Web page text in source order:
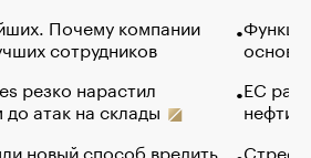
Почему компании
сотрудников
резко нарастил
атак на склады
новый способ вредить
основ
ЕС
нефти